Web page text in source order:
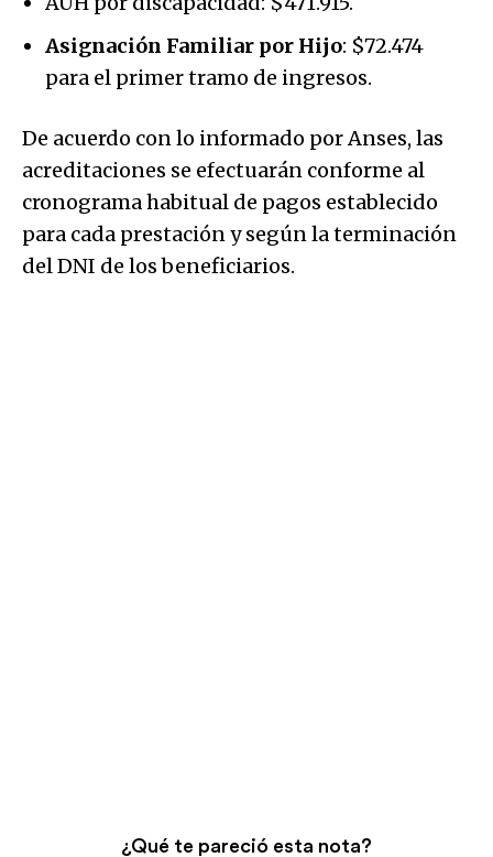
Asignación Familiar por Hijo: $72.474
para el primer tramo de ingresos.
De acuerdo con lo informado por Anses, las
acreditaciones se efectuarán conforme al
cronograma habitual de pagos establecido
para cada prestación y según la terminación
del DNI de los beneficiarios.
¿Qué te pareció esta nota?